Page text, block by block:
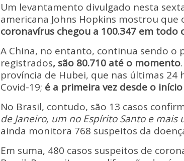
Um levantamento divulgado nesta
americana Johns Hopkins mostrou
coronavírus chegou a 100.347 em todo
A China, no entanto, continua sendo o
registrados, são 80.710 até o momento
província de Hubei, que nas últimas
Covid-19; é a primeira vez desde o
No Brasil, contudo, são 13 casos
de Janeiro, um no Espírito Santo e mais
ainda monitora 768 suspeitos da
Em suma, 480 casos suspeitos de